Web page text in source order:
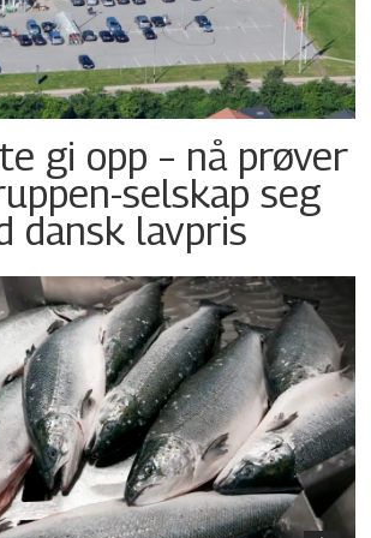
gi opp – nå prøver
selskap seg
dansk lavpris